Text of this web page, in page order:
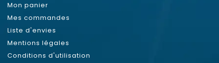
Mon panier
Mes commandes
Liste d'envies
Mentions légales
Conditions d'utilisation